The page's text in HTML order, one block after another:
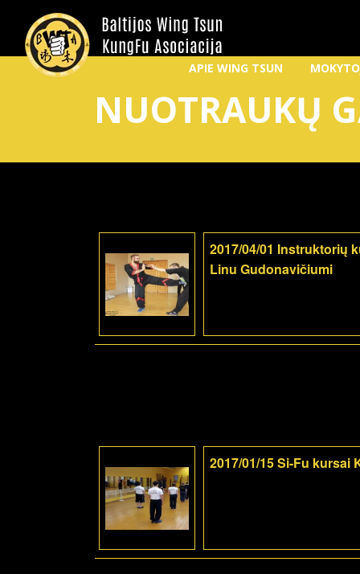
APIE WING TSUN
NUOTRAUKŲ
2017/04/01 Instruktorių
Linu Gudonavičiumi
2017/01/15 Si-Fu kursai